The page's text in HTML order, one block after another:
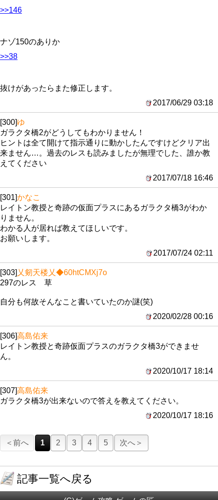
>>146
ナゾ150のありか
>>38
抜けがあったらまた修正します。
2017/06/29 03:18
[300]ゆ
ガラクタ橋2がどうしてもわかりません！
ヒントは全て開けて指示通りに動かしたんですけどクリア出
来ません…。過去のレスも読みましたが無理でした、誰か教
えてください
2017/07/18 16:46
[301]かなこ
レイトン教授と奇跡の仮面プラスにあるガラクタ橋3がわか
りません。
わかる人が居れば教えてほしいです。
お願いします。
2017/07/24 02:11
[303] 乂剱天楼乂◆60htCMXj7o
297のレス 草
自分も何故そんなこと書いていたのか謎(笑)
2020/02/28 00:16
[306]高島佑来
レイトン教授と奇跡仮面プラスのガラクタ橋3ができませ
ん。
2020/10/17 18:14
[307]高島佑来
ガラクタ橋3が出来ないので答えを教えてください。
2020/10/17 18:16
＜前へ 1 2 3 4 5 次へ＞
記事一覧へ戻る